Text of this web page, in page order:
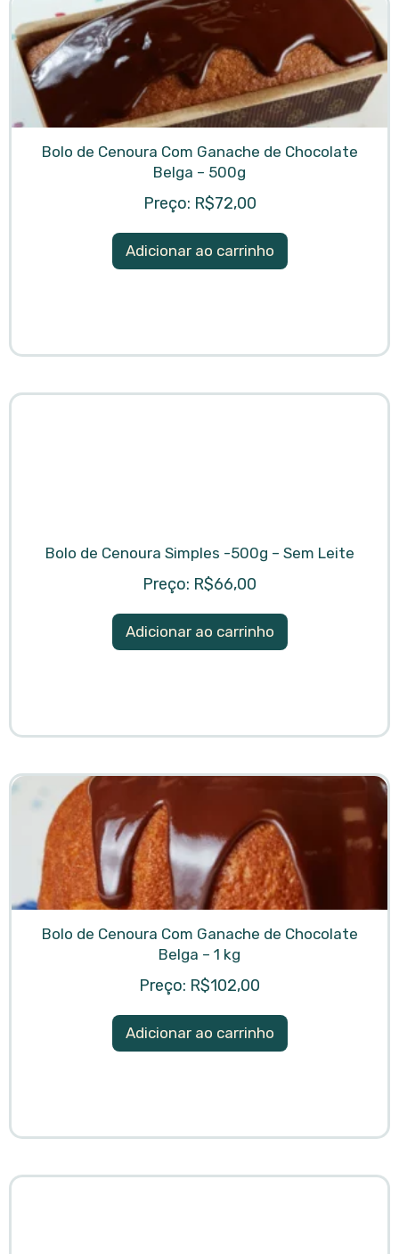
Bolo de Cenoura Com Ganache de Chocolate
Belga – 500g
R$72,00
Adicionar ao carrinho
Bolo de Cenoura Simples -500g – Sem Leite
R$66,00
Adicionar ao carrinho
Bolo de Cenoura Com Ganache de Chocolate
Belga – 1 kg
R$102,00
Adicionar ao carrinho